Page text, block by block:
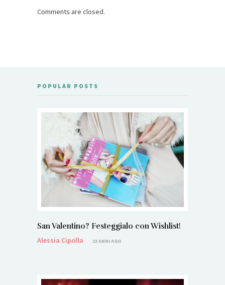
Comments are closed.
POPULAR POSTS
San Valentino? Festeggialo con Wishlist!
Alessia Cipolla
13 ANNI AGO